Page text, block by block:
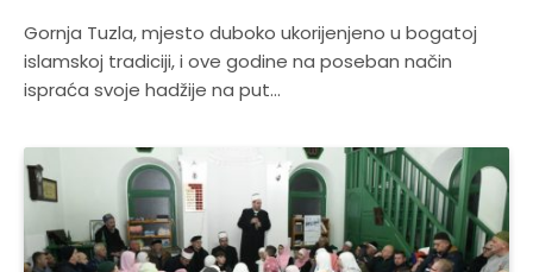
Gornja Tuzla, mjesto duboko ukorijenjeno u bogatoj
islamskoj tradiciji, i ove godine na poseban način
ispraća svoje hadžije na put…